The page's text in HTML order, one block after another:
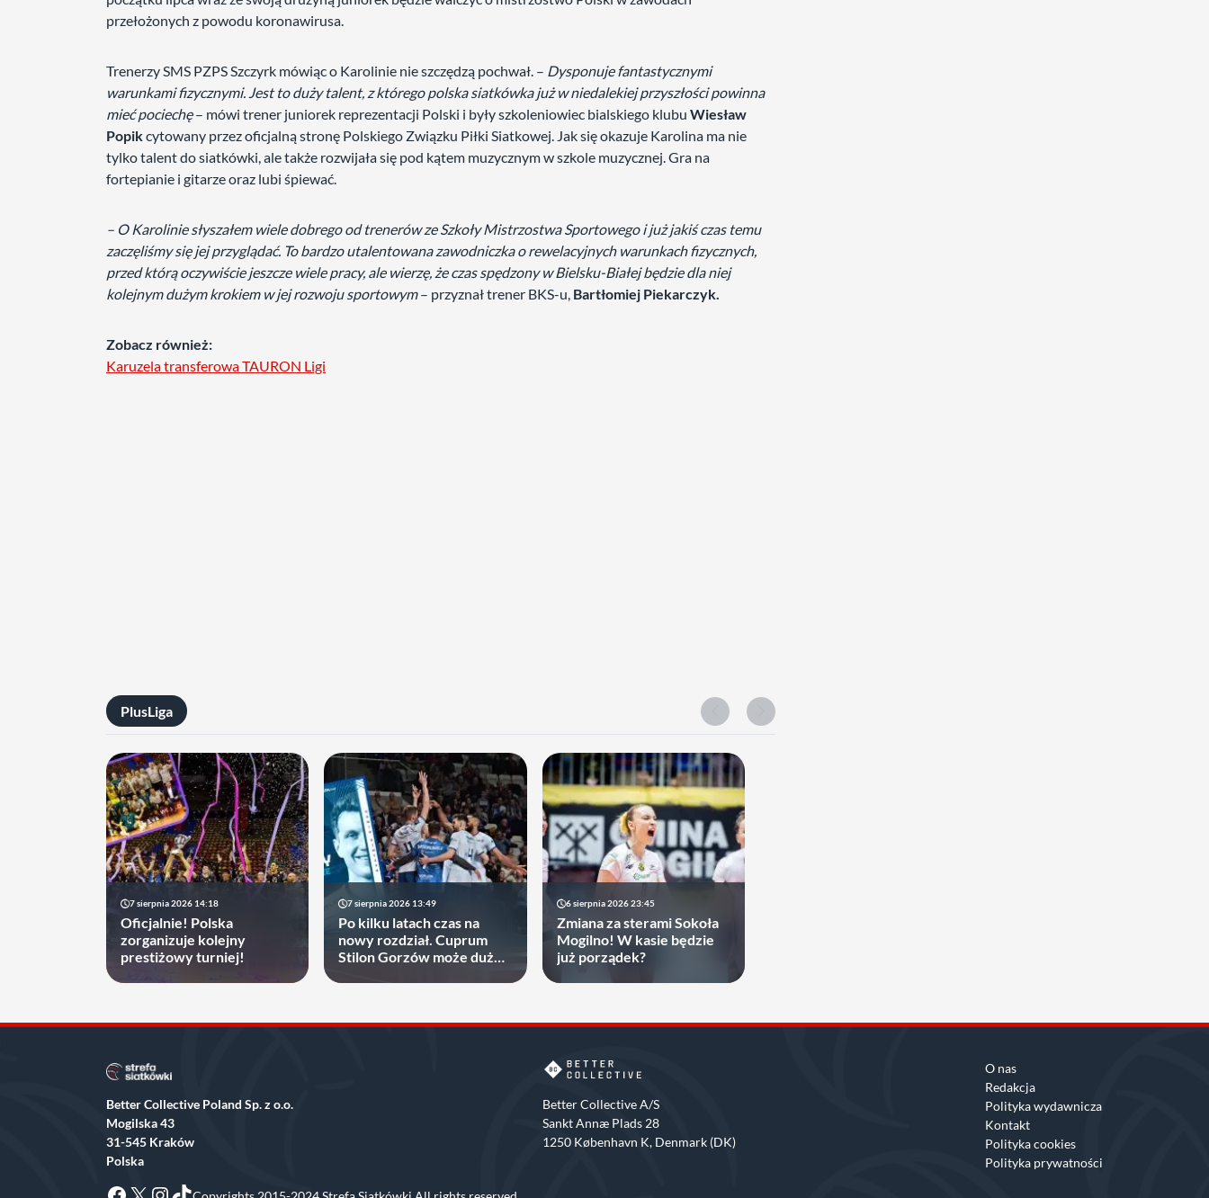
przełożonych z powodu koronawirusa.
Trenerzy SMS PZPS Szczyrk mówiąc o Karolinie nie szczędzą pochwał. – Dysponuje fantastycznymi
warunkami fizycznymi. Jest to duży talent, z którego polska siatkówka już w niedalekiej przyszłości powinna
mieć pociechę– mówi trener juniorek reprezentacji Polski i były szkoleniowiec bialskiego klubu Wiesław
Popikcytowany przez oficjalną stronę Polskiego Związku Piłki Siatkowej. Jak się okazuje Karolina ma nie
tylko talent do siatkówki, ale także rozwijała się pod kątem muzycznym w szkole muzycznej. Gra na
fortepianie i gitarze oraz lubi śpiewać.
– O Karolinie słyszałem wiele dobrego od trenerów ze Szkoły Mistrzostwa Sportowego i już jakiś czas temu
zaczęliśmy się jej przyglądać. To bardzo utalentowana zawodniczka o rewelacyjnych warunkach fizycznych,
przed którą oczywiście jeszcze wiele pracy, ale wierzę, że czas spędzony w Bielsku-Białej będzie dla niej
kolejnym dużym krokiem w jej rozwoju sportowym– przyznał trener BKS-u, Bartłomiej Piekarczyk.
Zobacz również:
Karuzela transferowa TAURON Ligi
PlusLiga
7 sierpnia 2026 14:18
Oficjalnie! Polska
zorganizuje kolejny
prestiżowy turniej!
7 sierpnia 2026 13:49
Po kilku latach czas na
nowy rozdział. Cuprum
Stilon Gorzów może dużo
6 sierpnia 2026 23:45
Zmiana za sterami Sokoła
Mogilno! W kasie będzie
już porządek?
Better Collective Poland Sp. z o.o.
Mogilska 43
31-545 Kraków
Polska
Better Collective A/S
Sankt Annæ Plads 28
1250 København K, Denmark (DK)
O nas
Redakcja
Polityka wydawnicza
Kontakt
Polityka cookies
Polityka prywatności